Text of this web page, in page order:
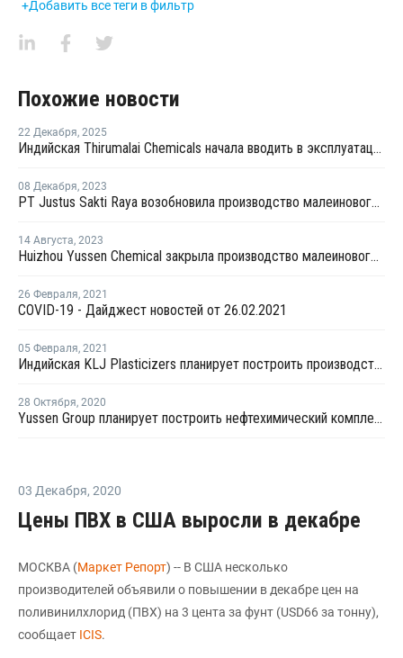
+Добавить все теги в фильтр
Похожие новости
22 Декабря, 2025
Индийская Thirumalai Chemicals начала вводить в эксплуатацию завод по производству малеинового ангидрида в Западной Вирджинии
08 Декабря, 2023
PT Justus Sakti Raya возобновила производство малеинового ангидрида в Джакарте после ремонта
14 Августа, 2023
Huizhou Yussen Chemical закрыла производство малеинового ангидрида на ремонт
26 Февраля, 2021
COVID-19 - Дайджест новостей от 26.02.2021
05 Февраля, 2021
Индийская KLJ Plasticizers планирует построить производство фталевого ангидрида в Гуджарате
28 Октября, 2020
Yussen Group планирует построить нефтехимический комплекс в Китае
03 Декабря, 2020
Цены ПВХ в США выросли в декабре
МОСКВА (Маркет Репорт) -- В США несколько
производителей объявили о повышении в декабре цен на
поливинилхлорид (ПВХ) на 3 цента за фунт (USD66 за тонну),
сообщает ICIS.